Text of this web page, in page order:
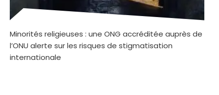
Minorités religieuses : une ONG accréditée auprès de
l’ONU alerte sur les risques de stigmatisation
internationale